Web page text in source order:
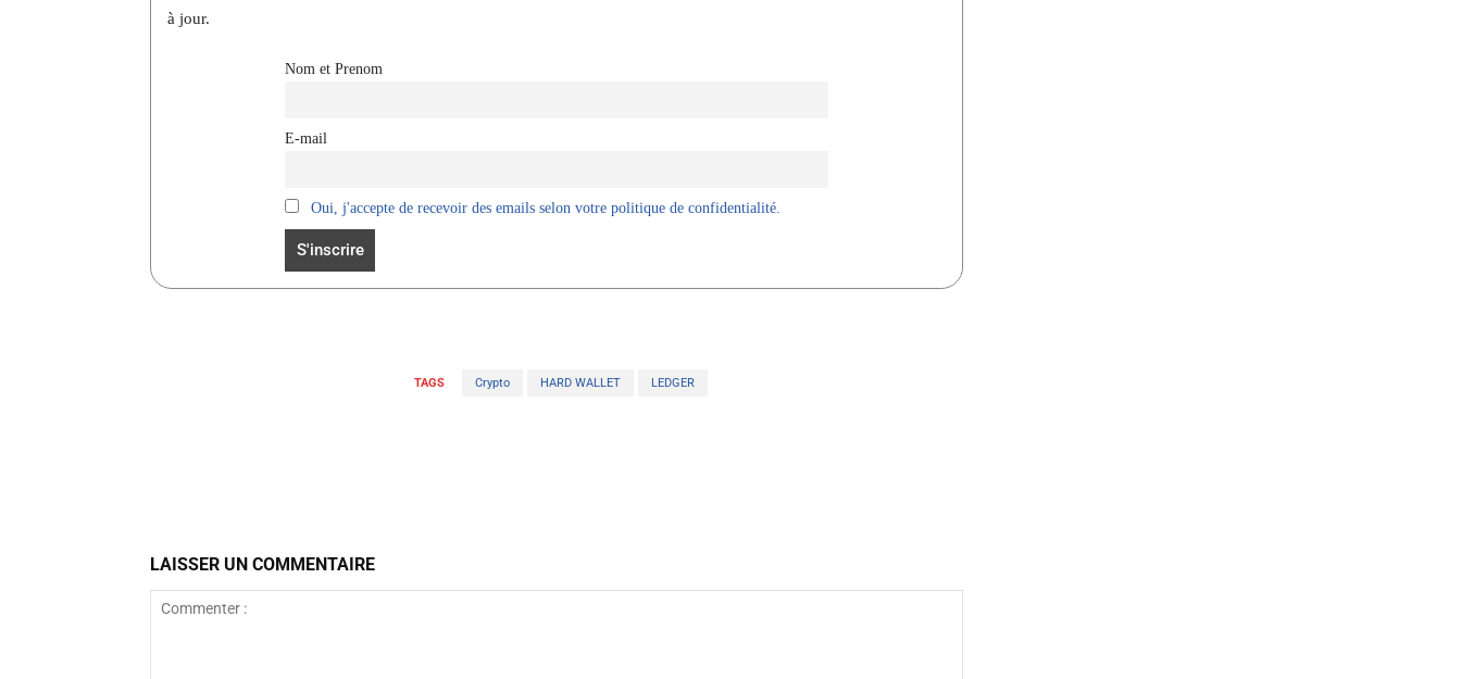
à jour.
Nom et Prenom
E-mail
Oui, j'accepte de recevoir des emails selon votre politique de confidentialité.
TAGS Crypto HARD WALLET LEDGER
LAISSER UN COMMENTAIRE